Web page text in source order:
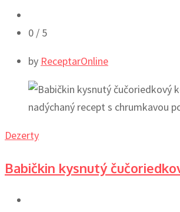
0 / 5
by ReceptarOnline
Dezerty
Babičkin kysnutý